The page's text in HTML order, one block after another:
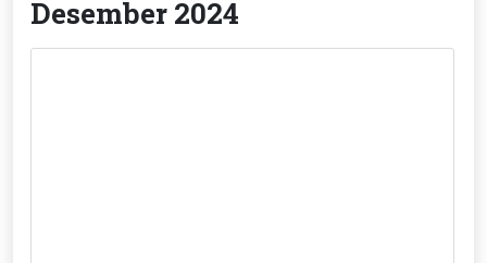
Desember 2024